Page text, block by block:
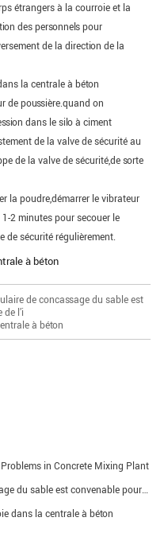
étrangers à la courroie et la
des personnels pour
de la direction de la
la centrale à béton
de poussière.quand on
dans le silo à ciment
de la valve de sécurité au
de la valve de sécurité,de sorte
la poudre,démarrer le vibrateur
2 minutes pour secouer le
de sécurité régulièrement.
à béton
de concassage du sable est
l’i
à béton
in Concrete Mixing Plant
pour l’extension de la chaîne de l’i
dans la centrale à béton